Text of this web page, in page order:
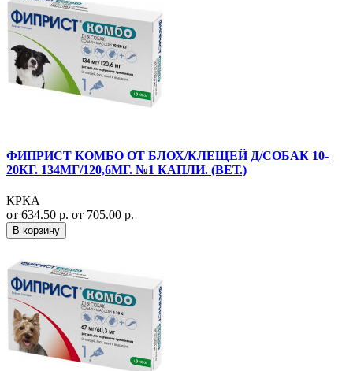
ФИПРИСТ КОМБО ОТ БЛОХ/КЛЕЩЕЙ Д/СОБАК 10-
20КГ. 134МГ/120,6МГ. №1 КАПЛИ. (ВЕТ.)
КРКА
от 634.50 р. от 705.00 р.
В корзину